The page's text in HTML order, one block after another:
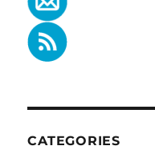
CATEGORIES